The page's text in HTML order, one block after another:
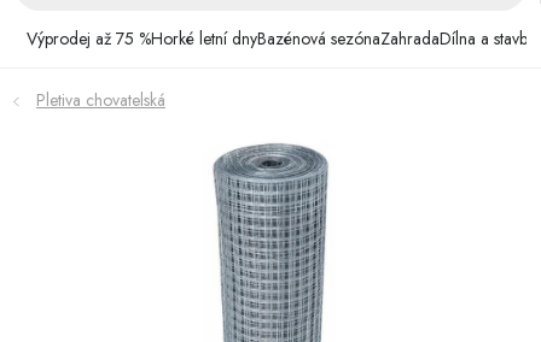
Výprodej až 75 %Horké letní dnyBazénová sezónaZahradaDílna a stavba
Bazénová sezóna
Zahrada
Chovatelské potřeby
Pletiva chovatelská